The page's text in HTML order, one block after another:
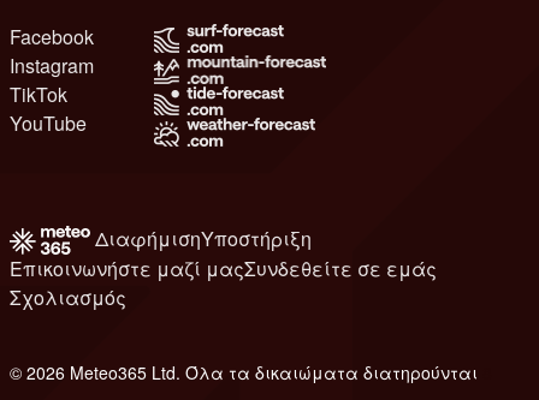
Facebook
Instagram
TikTok
YouTube
ΔιαφήμισηΥποστήριξη
Επικοινωνήστε μαζί μαςΣυνδεθείτε σε εμάς
Σχολιασμός
© 2026 Meteo365 Ltd. Όλα τα δικαιώματα διατηρούνται